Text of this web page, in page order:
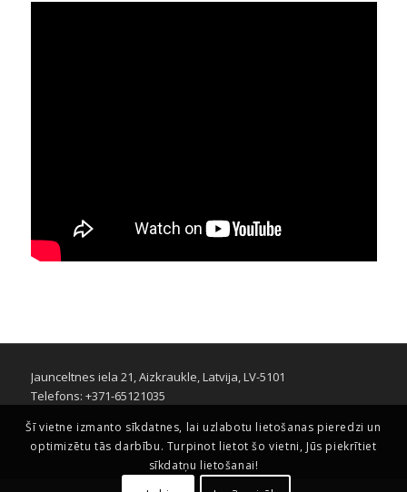
Jaunceltnes iela 21, Aizkraukle, Latvija, LV-5101
Telefons: +371-65121035
Šī vietne izmanto sīkdatnes, lai uzlabotu lietošanas pieredzi un
optimizētu tās darbību. Turpinot lietot šo vietni, Jūs piekrītiet
sīkdatņu lietošanai!